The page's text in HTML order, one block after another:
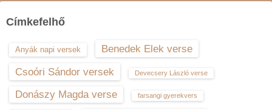
Címkefelhő
Anyák napi versek
Benedek Elek verse
Csoóri Sándor versek
Devecsery László verse
Donászy Magda verse farsangi gyerekvers